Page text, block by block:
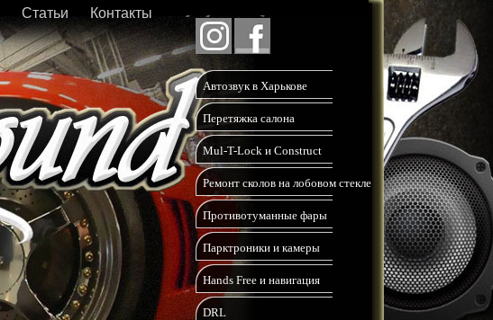
Автозвук в Харькове
Перетяжка салона
Mul-T-Lock и Construct
Ремонт сколов на лобовом стекле
Противотуманные фары
Парктроники и камеры
Hands Free и навигация
DRL
Статьи Контакты